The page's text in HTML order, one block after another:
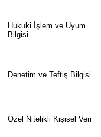
Hukuki İşlem ve Uyum
Bilgisi
Denetim ve Teftiş Bilgisi
Özel Nitelikli Kişisel Veri